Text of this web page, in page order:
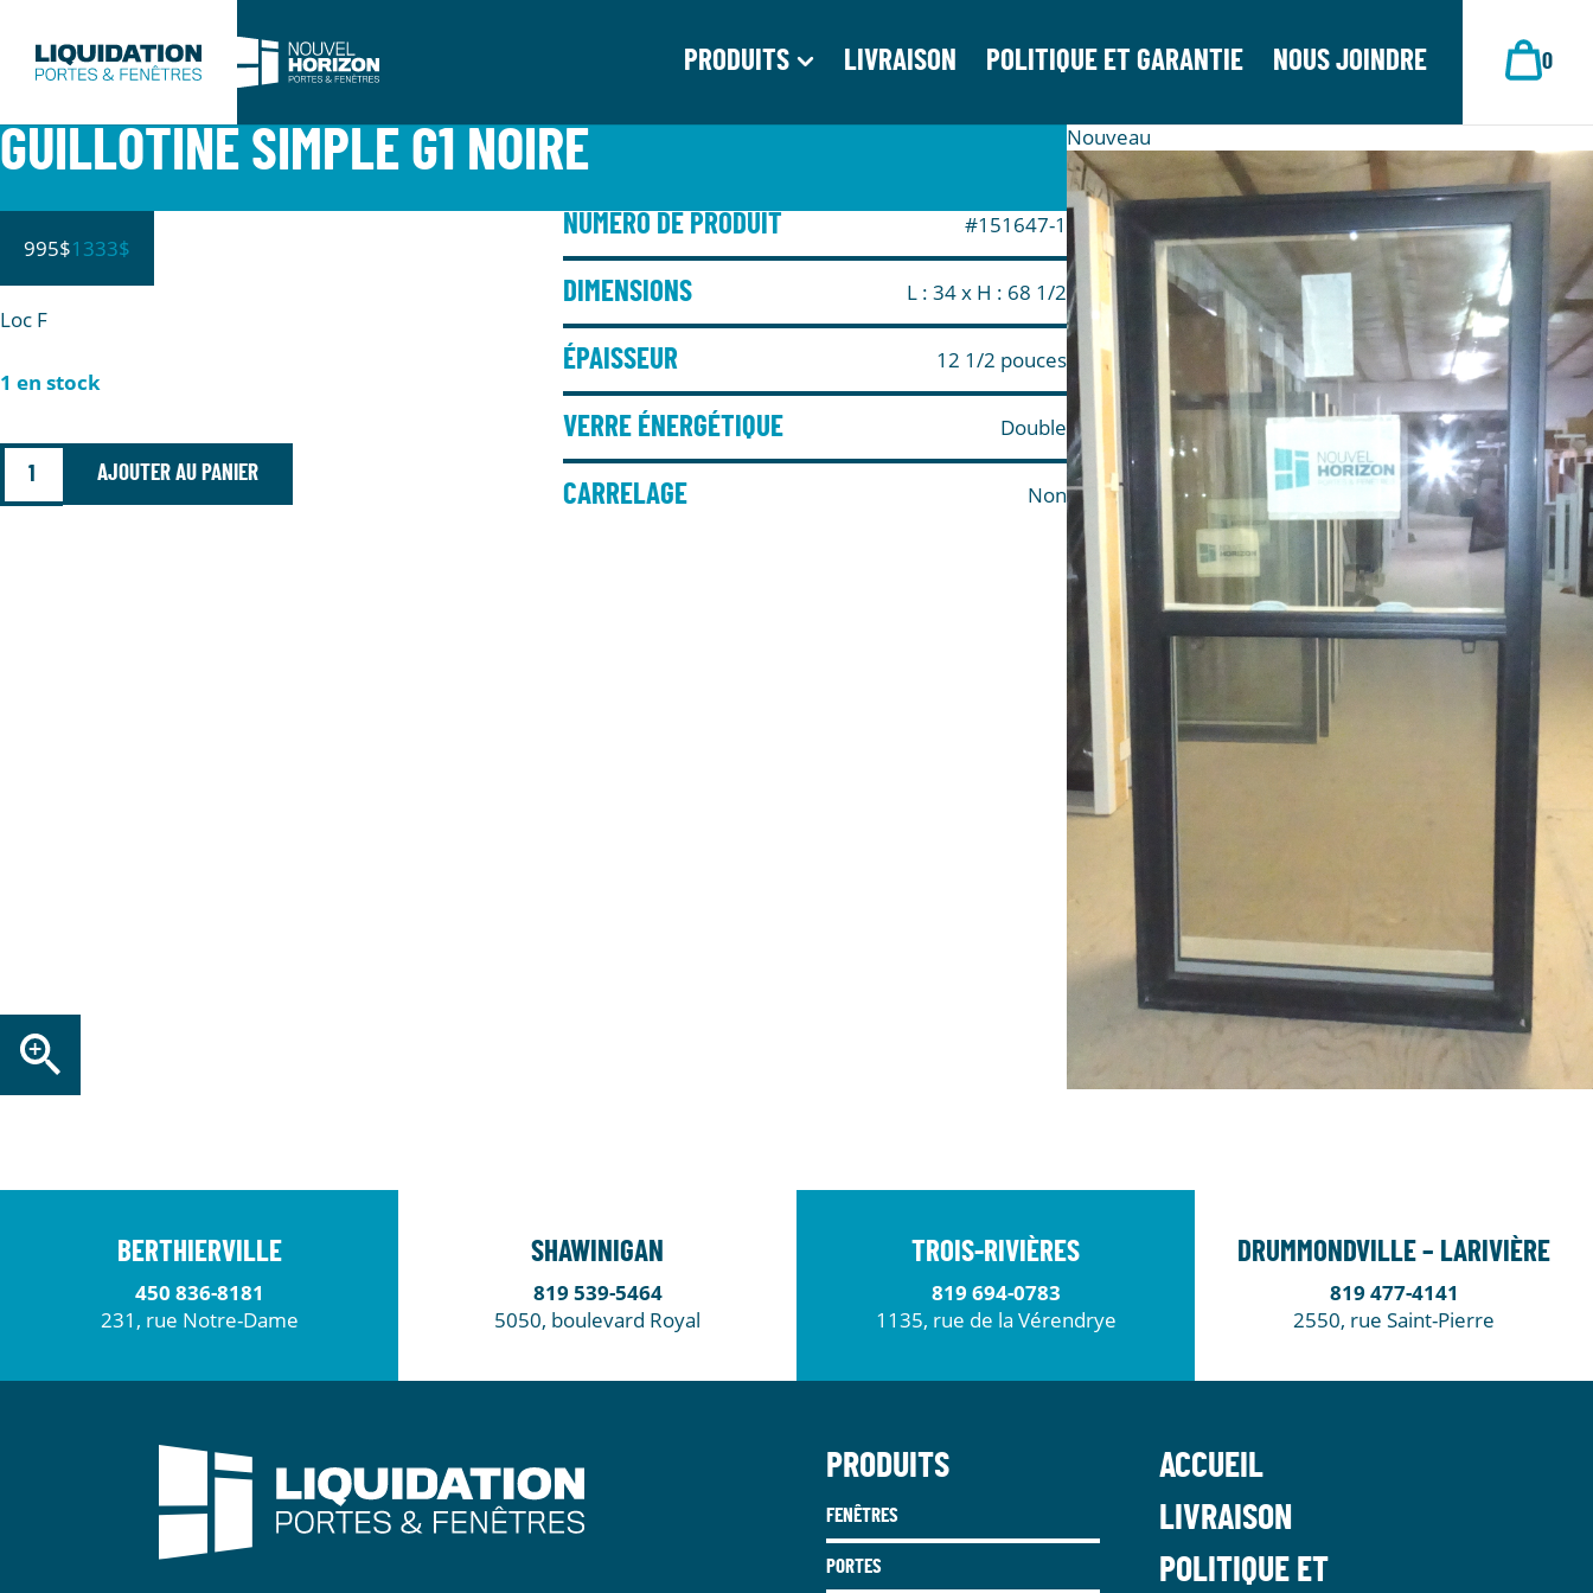
PRODUITS LIVRAISON POLITIQUE ET GARANTIE NOUS JOINDRE 0
GUILLOTINE SIMPLE G1 NOIRE Nouveau
995$1333$
Loc F
1 en stock
AJOUTER AU PANIER
NUMÉRO DE PRODUIT #151647-1
DIMENSIONS L : 34x H : 68 1/2
ÉPAISSEUR 12 1/2 pouces
VERRE ÉNERGÉTIQUE Double
CARRELAGE Non
BERTHIERVILLE
450 836-8181
231, rue Notre-Dame
SHAWINIGAN
819 539-5464
5050, boulevard Royal
TROIS-RIVIÈRES
819 694-0783
1135, rue de la Vérendrye
DRUMMONDVILLE – LARIVIÈRE
819 477-4141
2550, rue Saint-Pierre
PRODUITS
FENÊTRES
PORTES
ACCUEIL
LIVRAISON
POLITIQUE ET